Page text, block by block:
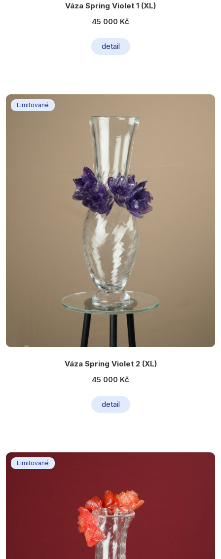
Váza Spring Violet 1 (XL)
45 000 Kč
detail
Limitované
Váza Spring Violet 2 (XL)
45 000 Kč
detail
Limitované